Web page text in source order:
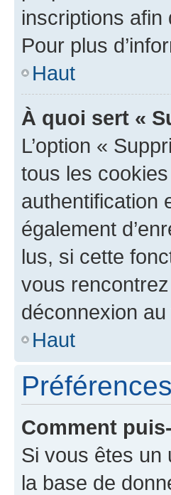
inscriptions afin
Pour plus
Haut
À quoi sert «
L’option «
tous les
authentification
également
lus, si cette
vous
déconnexion
Haut
Comment
Si vous êtes un
la base de